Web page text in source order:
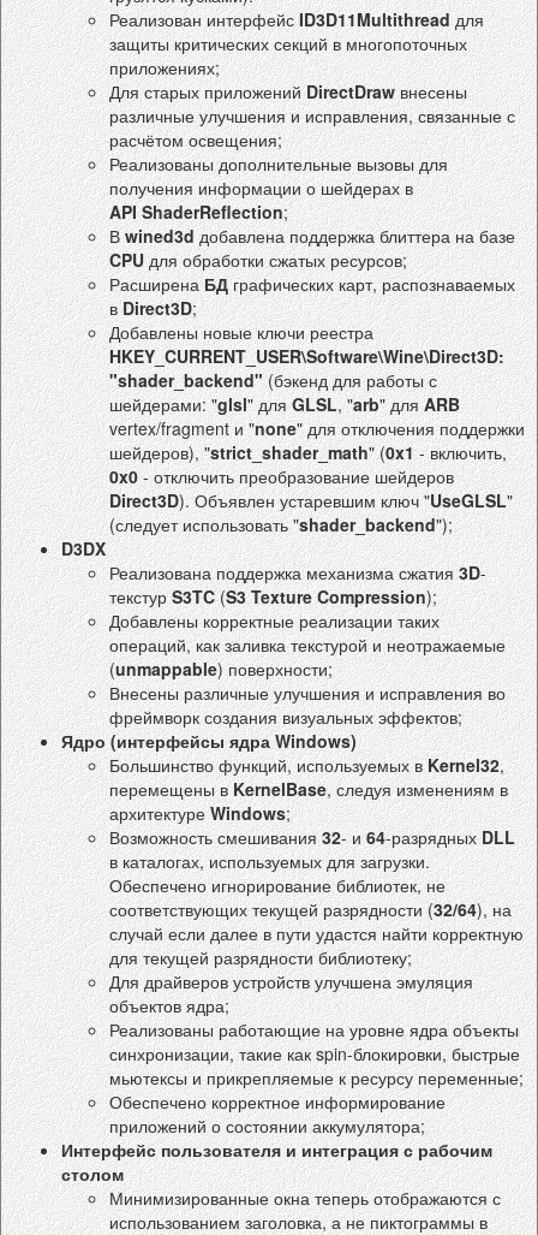
Реализован интерфейсID3D11Multithreadдля
защиты критических секций в многопоточных
приложениях;
Для старых приложенийDirectDrawвнесены
различные улучшения и исправления, связанные с
расчётом освещения;
Реализованы дополнительные вызовы для
получения информации о шейдерах в
API ShaderReflection;
Вwined3dдобавлена поддержка блиттера на базе
CPUдля обработки сжатых ресурсов;
РасширенаБДграфических карт, распознаваемых
вDirect3D;
Добавлены новые ключи реестра
HKEY_CURRENT_USER\Software\Wine\Direct3D:
"shader_backend"(бэкенд для работы с
шейдерами: "glsl" дляGLSL, "arb" дляARB
vertex/fragment и "none" для отключения поддержки
шейдеров), "strict_shader_math" (0x1- включить,
0x0- отключить преобразование шейдеров
Direct3D). Объявлен устаревшим ключ "UseGLSL"
(следует использовать "shader_backend");
D3DX
Реализована поддержка механизма сжатия3D-
текстурS3TC(S3 Texture Compression);
Добавлены корректные реализации таких
операций, как заливка текстурой и неотражаемые
(unmappable) поверхности;
Внесены различные улучшения и исправления во
фреймворк создания визуальных эффектов;
Ядро (интерфейсы ядра Windows)
Большинство функций, используемых вKernel32,
перемещены вKernelBase, следуя изменениям в
архитектуреWindows;
Возможность смешивания32- и64-разрядныхDLL
в каталогах, используемых для загрузки.
Обеспечено игнорирование библиотек, не
соответствующих текущей разрядности (32/64), на
случай если далее в пути удастся найти корректную
для текущей разрядности библиотеку;
Для драйверов устройств улучшена эмуляция
объектов ядра;
Реализованы работающие на уровне ядра объекты
синхронизации, такие как spin-блокировки, быстрые
мьютексы и прикрепляемые к ресурсу переменные;
Обеспечено корректное информирование
приложений о состоянии аккумулятора;
Интерфейс пользователя и интеграция с рабочим
столом
Минимизированные окна теперь отображаются с
использованием заголовка, а не пиктограммы в